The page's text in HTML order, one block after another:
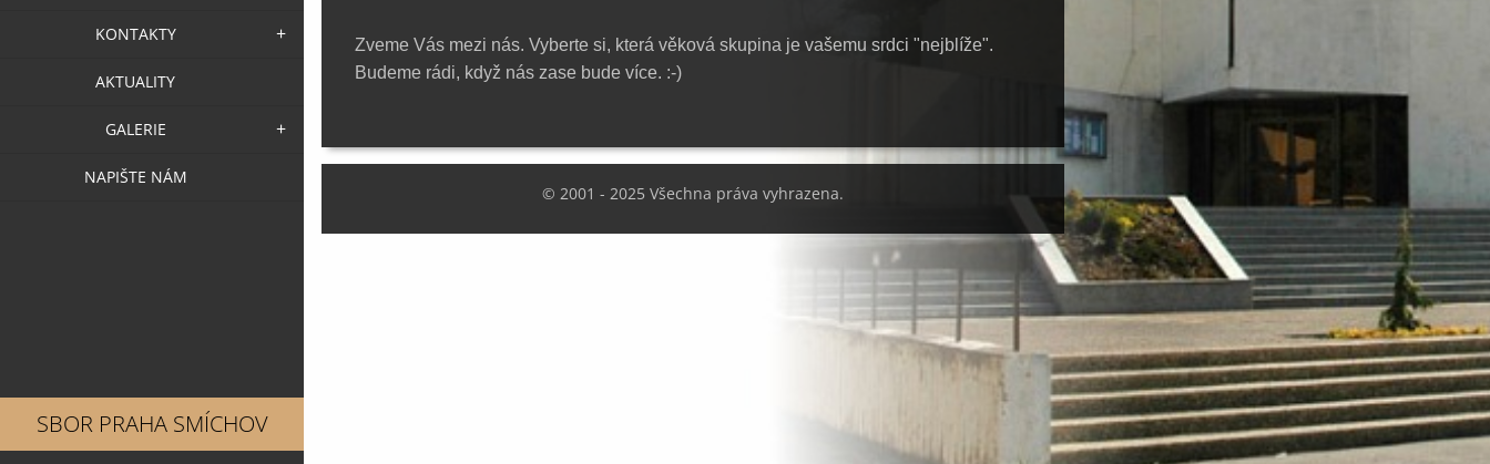
KONTAKTY
AKTUALITY
GALERIE
NAPIŠTE NÁM
SBOR PRAHA SMÍCHOV
Zveme Vás mezi nás. Vyberte si, která věková skupina je vašemu srdci "nejblíže".
Budeme rádi, když nás zase bude více. :-)
© 2001 - 2025 Všechna práva vyhrazena.